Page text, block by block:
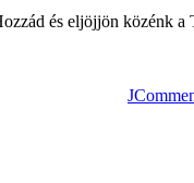
és eljöjjön közénk a